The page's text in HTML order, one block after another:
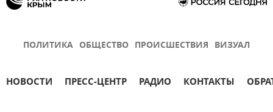
ПОЛИТИКА ОБЩЕСТВО ПРОИСШЕСТВИЯ ВИЗУАЛ
НОВОСТИ ПРЕСС-ЦЕНТР РАДИО КОНТАКТЫ